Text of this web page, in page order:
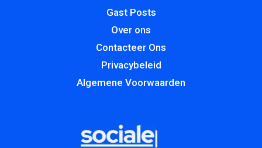
Gast Posts
Over ons
Contacteer Ons
Privacybeleid
Algemene Voorwaarden